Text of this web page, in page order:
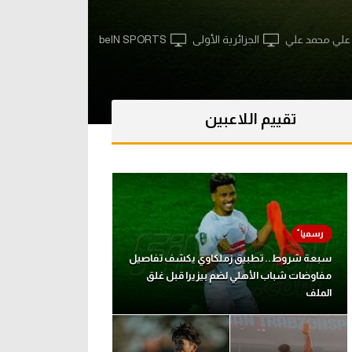
علي محمد علي الجزائرية الأولى beIN SPORTS
تقييم اللاعبين
سبعة شروط.. تطبيق زملكاوي يكشف تفاصيل
مفاوضات شباب الأهلي لضم بيزيرا قبل غلق
الملف